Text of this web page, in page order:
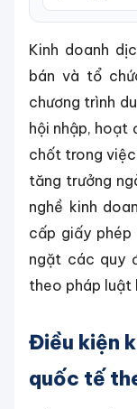
Kinh doanh
bán và tổ
chương trình
hội nhập, hoạt
chốt trong
tăng trưởng
nghề kinh
cấp giấy
ngặt các quy
theo pháp luật
Điều kiện
quốc tế